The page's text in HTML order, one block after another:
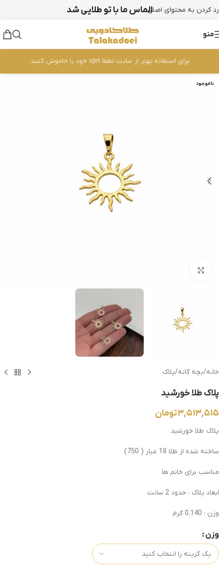
رد کردن به محتوای اصلیالماس ما با تو طلایی شد
منو
برای استفاده بهتر از سایت لطفا vpn خود را خاموش کنید.
ناموجود
خانه/بچه گانه/پلاک
پلاک طلا خورشید
۳,۵۱۳,۵۱۵تومان
پلاک طلا خورشید
ساخته شده از طلا 18 عیار ( 750)
مناسب برای خانم ها
ابعاد پلاک : حدود 2 سانت
وزن : 0.140 گرم
وزن